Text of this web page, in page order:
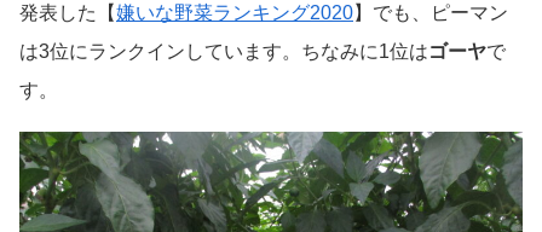
発表した【嫌いな野菜ランキング2020】でも、ピーマン
は3位にランクインしています。ちなみに1位はゴーヤで
す。